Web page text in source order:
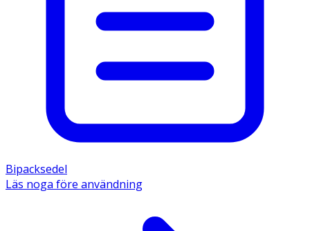
Bipacksedel
Läs noga före användning